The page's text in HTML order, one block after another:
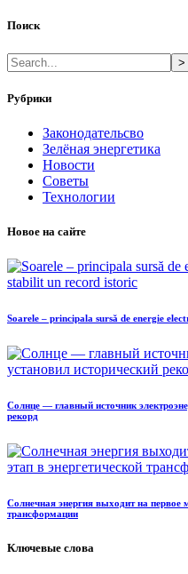
Поиск
>
Рубрики
Законодательсво
Зелёная энергетика
Новости
Советы
Технологии
Новое на сайте
Soarele – principala sursă de energie
Солнце — главный источник
рекорд
Солнечная энергия выходит на первое
трансформации
Ключевые слова